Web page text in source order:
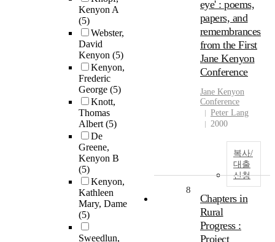
Kenyon A
(5)
Webster,
David
Kenyon (5)
Kenyon,
Frederic
George (5)
Knott,
Thomas
Albert(5)
De
Greene,
Kenyon B
(5)
Kenyon,
Kathleen
Mary, Dame
(5)
Sweedlun,
eye' : poems,
papers, and
remembrances
from the First
Jane Kenyon
Conference
Jane Kenyon
Conference
Peter Lang
2000
복사/
대출
신청
8
Chapters in
Rural
Progress :
Project